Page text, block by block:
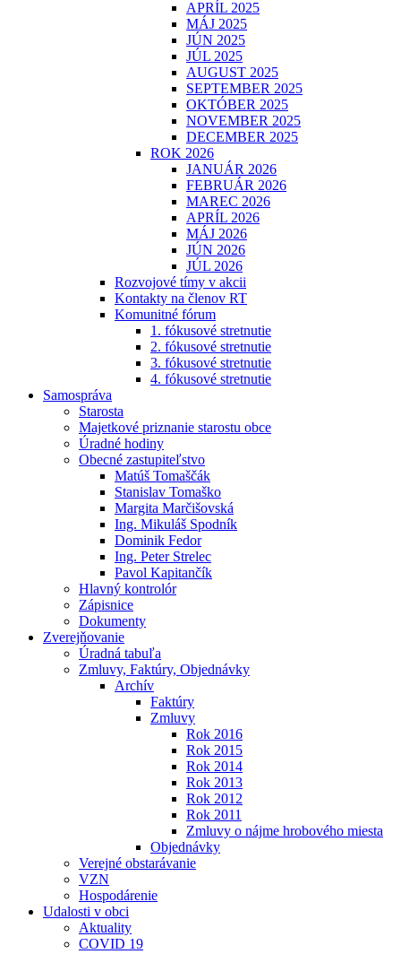
APRÍL 2025
MÁJ 2025
JÚN 2025
JÚL 2025
AUGUST 2025
SEPTEMBER 2025
OKTÓBER 2025
NOVEMBER 2025
DECEMBER 2025
ROK 2026
JANUÁR 2026
FEBRUÁR 2026
MAREC 2026
APRÍL 2026
MÁJ 2026
JÚN 2026
JÚL 2026
Rozvojové tímy v akcii
Kontakty na členov RT
Komunitné fórum
1. fókusové stretnutie
2. fókusové stretnutie
3. fókusové stretnutie
4. fókusové stretnutie
Samospráva
Starosta
Majetkové priznanie starostu obce
Úradné hodiny
Obecné zastupiteľstvo
Matúš Tomaščák
Stanislav Tomaško
Margita Marčišovská
Ing. Mikuláš Spodník
Dominik Fedor
Ing. Peter Strelec
Pavol Kapitančík
Hlavný kontrolór
Zápisnice
Dokumenty
Zverejňovanie
Úradná tabuľa
Zmluvy, Faktúry, Objednávky
Archív
Faktúry
Zmluvy
Rok 2016
Rok 2015
Rok 2014
Rok 2013
Rok 2012
Rok 2011
Zmluvy o nájme hrobového miesta
Objednávky
Verejné obstarávanie
VZN
Hospodárenie
Udalosti v obci
Aktuality
COVID 19